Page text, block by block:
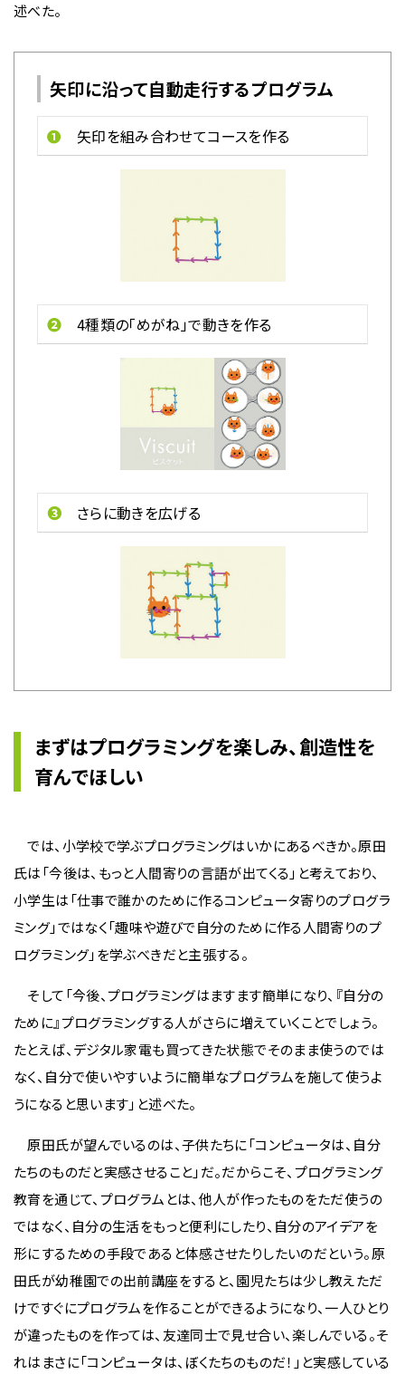
述べた。
矢印に沿って自動走行するプログラム
❶ 矢印を組み合わせてコースを作る
❷ 4種類の「めがね」で動きを作る
❸ さらに動きを広げる
まずはプログラミングを楽しみ、創造性を
育んでほしい
では、小学校で学ぶプログラミングはいかにあるべきか。原田
氏は「今後は、もっと人間寄りの言語が出てくる」と考えており、
小学生は「仕事で誰かのために作るコンピュータ寄りのプログラ
ミング」ではなく「趣味や遊びで自分のために作る人間寄りのプ
ログラミング」を学ぶべきだと主張する。
そして「今後、プログラミングはますます簡単になり、『自分の
ために』プログラミングする人がさらに増えていくことでしょう。
たとえば、デジタル家電も買ってきた状態でそのまま使うのでは
なく、自分で使いやすいように簡単なプログラムを施して使うよ
うになると思います」と述べた。
原田氏が望んでいるのは、子供たちに「コンピュータは、自分
たちのものだと実感させること」だ。だからこそ、プログラミング
教育を通じて、プログラムとは、他人が作ったものをただ使うの
ではなく、自分の生活をもっと便利にしたり、自分のアイデアを
形にするための手段であると体感させたりしたいのだという。原
田氏が幼稚園での出前講座をすると、園児たちは少し教えただ
けですぐにプログラムを作ることができるようになり、一人ひとり
が違ったものを作っては、友達同士で見せ合い、楽しんでいる。そ
れはまさに「コンピュータは、ぼくたちのものだ！」と実感している